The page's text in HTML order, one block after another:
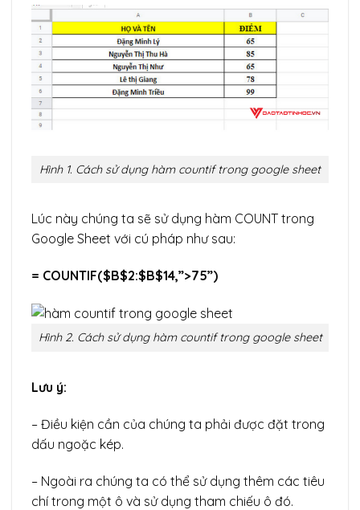
Hình 1. Cách sử dụng hàm countif trong google sheet
Lúc này chúng ta sẽ sử dụng hàm COUNT trong
Google Sheet với cú pháp như sau:
= COUNTIF($B$2:$B$14,”>75”)
Hình 2. Cách sử dụng hàm countif trong google sheet
Lưu ý:
– Điều kiện cần của chúng ta phải được đặt trong
dấu ngoặc kép.
– Ngoài ra chúng ta có thể sử dụng thêm các tiêu
chí trong một ô và sử dụng tham chiếu ô đó.